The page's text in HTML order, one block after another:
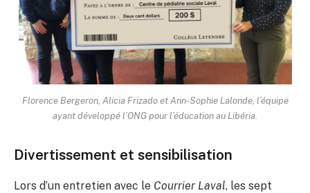
Florence Bergeron, Alicia Frizado et Ann-Sophie Lalonde, l’équipe
ayant développé l’ONG pour l’éducation au Libéria.
Divertissement et sensibilisation
Lors d’un entretien avec le Courrier Laval, les sept